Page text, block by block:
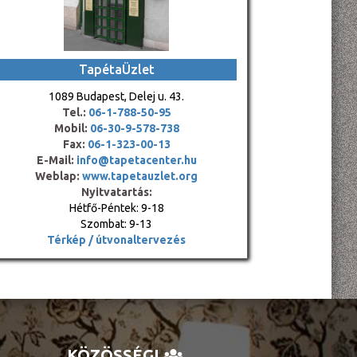
TapétaÜzlet
1089 Budapest, Delej u. 43.
Tel.: 06-1-788-50-95
Mobil: 06-30-9-578-738
Fax: 06-1-323-00-13
E-Mail: info@tapetacenter.hu
Weblap: www.tapetauzlet.org
Nyitvatartás:
Hétfő-Péntek: 9-18
Szombat: 9-13
Térkép / útvonaltervezés